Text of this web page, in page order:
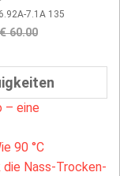
7.1A 135
€ 60.00
– eine
90 °C
die Nass-Trocken-